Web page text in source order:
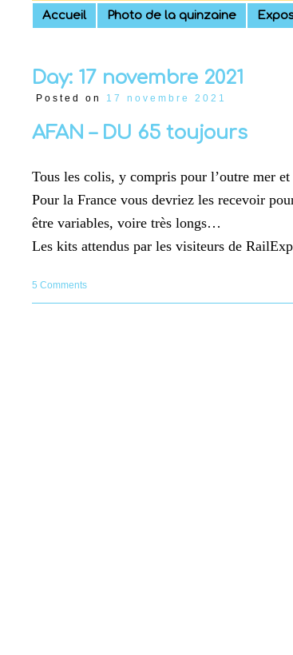
Skip
to
Accueil Photo de la quinzaine
Day: 17 novembre 2021
Posted on 17 novembre 2021
AFAN – DU 65 toujours
Tous les colis, y compris pour l’outre mer et
Pour la France vous devriez les recevoir
être variables, voire très longs…
Les kits attendus par les visiteurs de
5 Comments